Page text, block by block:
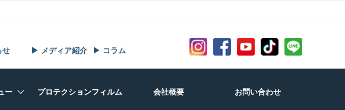
せ ▶ メディア紹介 ▶ コラム
ー プロテクションフィルム 会社概要 お問い合わせ